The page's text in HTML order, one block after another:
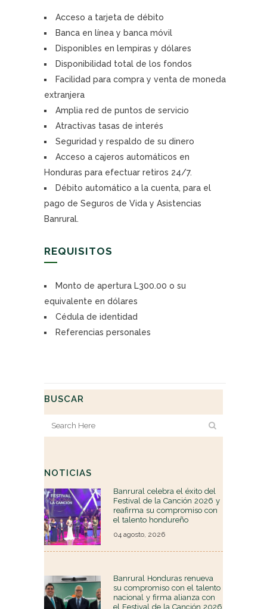
Acceso a tarjeta de débito
Banca en línea y banca móvil
Disponibles en lempiras y dólares
Disponibilidad total de los fondos
Facilidad para compra y venta de moneda
extranjera
Amplia red de puntos de servicio
Atractivas tasas de interés
Seguridad y respaldo de su dinero
Acceso a cajeros automáticos en
Honduras para efectuar retiros 24/7.
Débito automático a la cuenta, para el
pago de Seguros de Vida y Asistencias
Banrural.
REQUISITOS
Monto de apertura L300.00 o su
equivalente en dólares
Cédula de identidad
Referencias personales
BUSCAR
NOTICIAS
Banrural celebra el éxito del
Festival de la Canción 2026 y
reafirma su compromiso con
el talento hondureño
04 agosto, 2026
Banrural Honduras renueva
su compromiso con el talento
nacional y firma alianza con
el Festival de la Canción 2026